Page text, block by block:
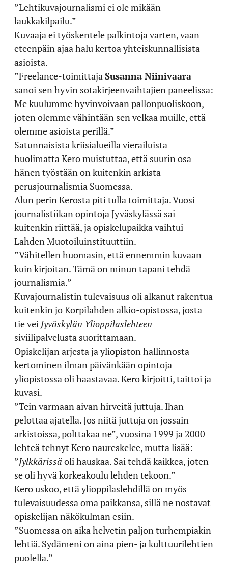
”Lehtikuvajournalismi ei ole mikään
laukkakilpailu.”
Kuvaaja ei työskentele palkintoja varten, vaan
eteenpäin ajaa halu kertoa yhteiskunnallisista
asioista.
”Freelance-toimittaja Susanna Niinivaara
sanoi sen hyvin sotakirjeenvaihtajien paneelissa:
Me kuulumme hyvinvoivaan pallonpuoliskoon,
joten olemme vähintään sen velkaa muille, että
olemme asioista perillä.”
Satunnaisista kriisialueilla vierailuista
huolimatta Kero muistuttaa, että suurin osa
hänen työstään on kuitenkin arkista
perusjournalismia Suomessa.
Alun perin Kerosta piti tulla toimittaja. Vuosi
journalistiikan opintoja Jyväskylässä sai
kuitenkin riittää, ja opiskelupaikka vaihtui
Lahden Muotoiluinstituuttiin.
”Vähitellen huomasin, että ennemmin kuvaan
kuin kirjoitan. Tämä on minun tapani tehdä
journalismia.”
Kuvajournalistin tulevaisuus oli alkanut rakentua
kuitenkin jo Korpilahden alkio-opistossa, josta
tie vei Jyväskylän Ylioppilaslehteen
siviilipalvelusta suorittamaan.
Opiskelijan arjesta ja yliopiston hallinnosta
kertominen ilman päivänkään opintoja
yliopistossa oli haastavaa. Kero kirjoitti, taittoi ja
kuvasi.
”Tein varmaan aivan hirveitä juttuja. Ihan
pelottaa ajatella. Jos niitä juttuja on jossain
arkistoissa, polttakaa ne”, vuosina 1999 ja 2000
lehteä tehnyt Kero naureskelee, mutta lisää:
”Jylkkärissä oli hauskaa. Sai tehdä kaikkea, joten
se oli hyvä korkeakoulu lehden tekoon.”
Kero uskoo, että ylioppilaslehdillä on myös
tulevaisuudessa oma paikkansa, sillä ne nostavat
opiskelijan näkökulman esiin.
”Suomessa on aika helvetin paljon turhempiakin
lehtiä. Sydämeni on aina pien- ja kulttuurilehtien
puolella.”